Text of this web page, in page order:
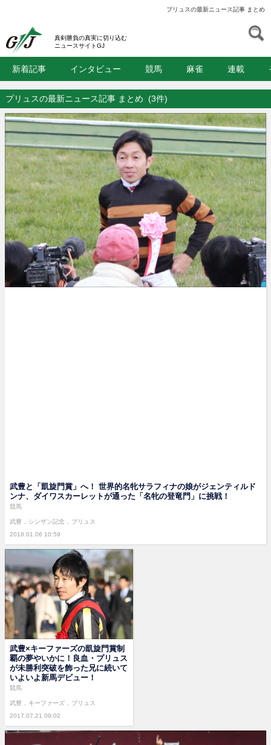
プリュスの最新ニュース記事 まとめ
真剣勝負の真実に切り込む
ニュースサイトGJ
新着記事 インタビュー 競馬 麻雀 連載
プリュスの最新ニュース記事 まとめ (3件)
武豊と「凱旋門賞」へ！ 世界的名牝サラフィナの娘がジェンティルド
ンナ、ダイワスカーレットが通った「名牝の登竜門」に挑戦！
2018.01.06 10:59
競馬
武豊 シンザン記念 プリュス
武豊×キーファーズの凱旋門賞制
覇の夢やいかに！良血・プリュス
が未勝利突破を飾った兄に続いて
いよいよ新馬デビュー！
2017.07.21 09:02
競馬
武豊 キーファーズ プリュス